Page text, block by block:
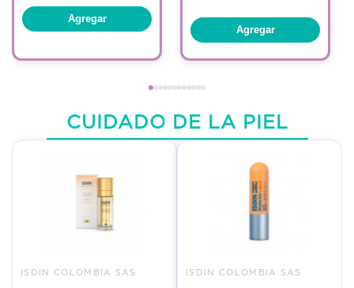
Agregar
Agregar
CUIDADO DE LA PIEL
ISDIN COLOMBIA SAS ISDIN COLOMBIA SAS